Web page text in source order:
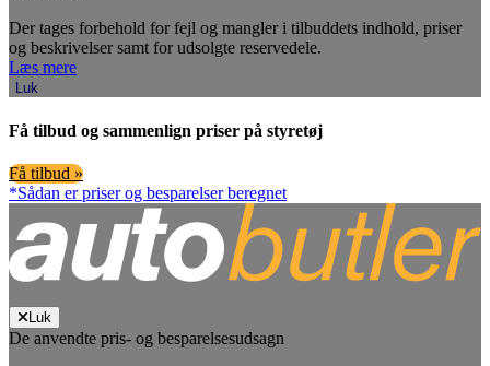
Der tages forbehold for fejl og mangler i tilbuddets indhold, priser
og beskrivelser samt for udsolgte reservedele.
Læs mere
Luk
Få tilbud og sammenlign priser på styretøj
Få tilbud »
*Sådan er priser og besparelser beregnet
Luk
De anvendte pris- og besparelsesudsagn